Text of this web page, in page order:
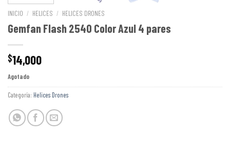
INICIO / HELICES / HELICES DRONES
Gemfan Flash 2540 Color Azul 4 pares
$14,000
Agotado
Categoría: Helices Drones